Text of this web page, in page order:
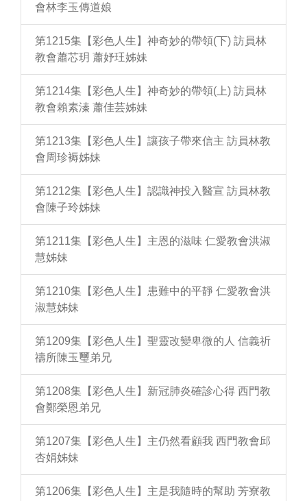
會林李玉傳道娘
第1215集【彩色人生】神奇妙的帶領(下) 訪員林
教會蕭芯玥 蕭妤玨姊妹
第1214集【彩色人生】神奇妙的帶領(上) 訪員林
教會賴素溱 蕭佳芸姊妹
第1213集【彩色人生】讓孩子帶來信主 訪員林教
會周珍褥姊妹
第1212集【彩色人生】認識神投入醫宣 訪員林教
會陳子玲姊妹
第1211集【彩色人生】主恩的滋味 仁愛教會洪淑
慧姊妹
第1210集【彩色人生】患難中的平靜 仁愛教會洪
淑慧姊妹
第1209集【彩色人生】聖靈改變卑微的人 信義祈
禱所陳玉璽弟兄
第1208集【彩色人生】新冠肺炎確診心得 西門教
會鄭榮恩弟兄
第1207集【彩色人生】主仍然看顧我 西門教會邱
杏娟姊妹
第1206集【彩色人生】主是我隨時的幫助 芳寮教